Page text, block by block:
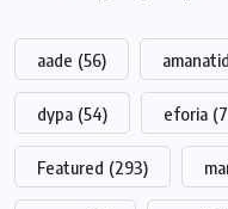
aade (56)
dypa (54) eforia
Featured (293)